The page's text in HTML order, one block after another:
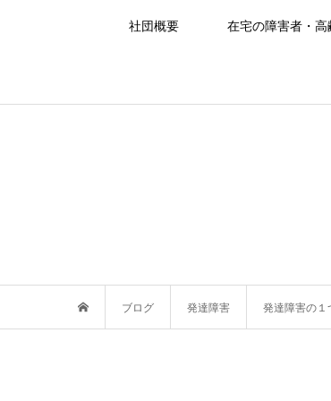
社団概要 在宅の障害者・
ブログ 発達障害 発達障害の１